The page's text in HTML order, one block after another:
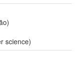
science)